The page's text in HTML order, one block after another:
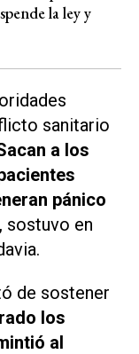
la ley y
sanitario
a los
pánico
sostuvo en
.
de sostener
los
al